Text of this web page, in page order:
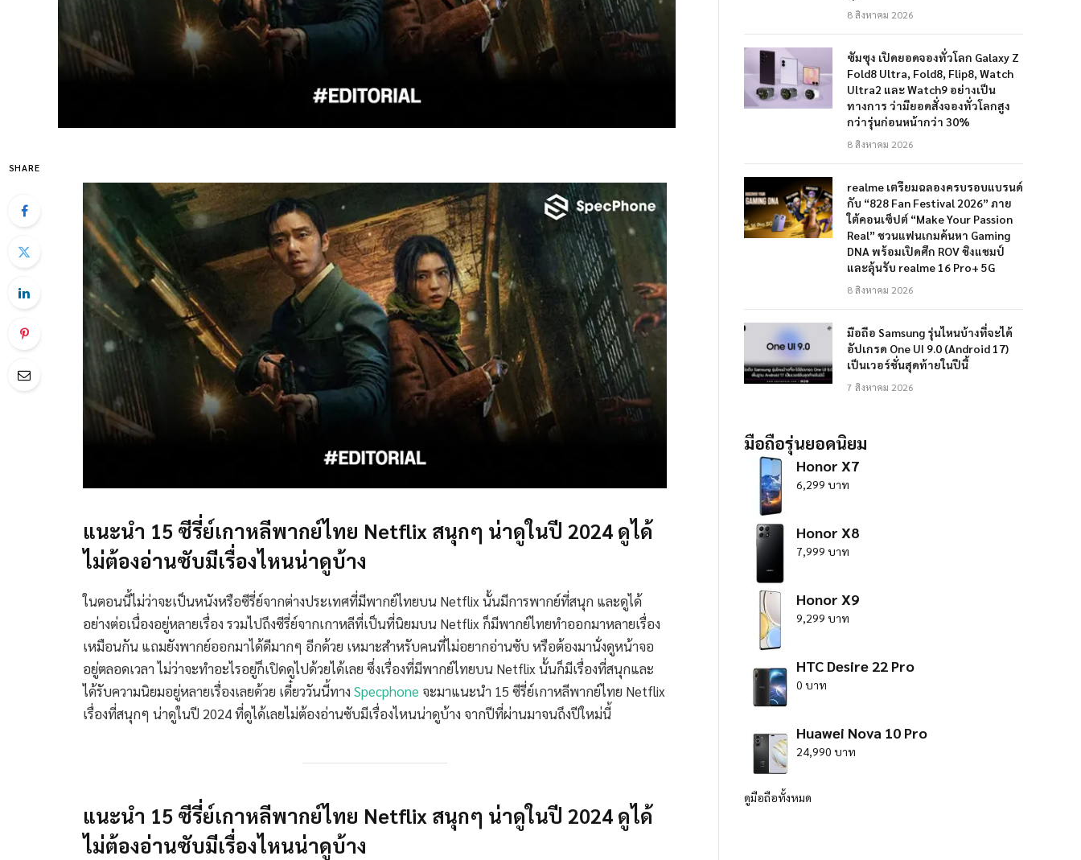
SHARE
แนะนำ 15 ซีรี่ย์เกาหลีพากย์ไทย Netflix สนุกๆ น่าดูในปี 2024 ดูได้
ไม่ต้องอ่านซับมีเรื่องไหนน่าดูบ้าง
ในตอนนี้ไม่ว่าจะเป็นหนังหรือซีรี่ย์จากต่างประเทศที่มีพากย์ไทยบน Netflix นั้นมีการพากย์ที่สนุก และดูได้
อย่างต่อเนื่องอยู่หลายเรื่อง รวมไปถึงซีรี่ย์จากเกาหลีที่เป็นที่นิยมบน Netflix ก็มีพากย์ไทยทำออกมาหลายเรื่อง
เหมือนกัน แถมยังพากย์ออกมาได้ดีมากๆ อีกด้วย เหมาะสำหรับคนที่ไม่อยากอ่านซับ หรือต้องมานั่งดูหน้าจอ
อยู่ตลอดเวลา ไม่ว่าจะทำอะไรอยู่ก็เปิดดูไปด้วยได้เลย ซึ่งเรื่องที่มีพากย์ไทยบน Netflix นั้นก็มีเรื่องที่สนุกและ
ได้รับความนิยมอยู่หลายเรื่องเลยด้วย เดี๋ยววันนี้ทาง Specphone จะมาแนะนำ 15 ซีรี่ย์เกาหลีพากย์ไทย Netflix
เรื่องที่สนุกๆ น่าดูในปี 2024 ที่ดูได้เลยไม่ต้องอ่านซับมีเรื่องไหนน่าดูบ้าง จากปีที่ผ่านมาจนถึงปีใหม่นี้
แนะนำ 15 ซีรี่ย์เกาหลีพากย์ไทย Netflix สนุกๆ น่าดูในปี 2024 ดูได้
ไม่ต้องอ่านซับมีเรื่องไหนน่าดูบ้าง
8 สิงหาคม 2026
ซัมซุง เปิดยอดจองทั่วโลก Galaxy Z
Fold8 Ultra, Fold8, Flip8, Watch
Ultra2 และ Watch9 อย่างเป็น
ทางการ ว่ามียอดสั่งจองทั่วโลกสูง
กว่ารุ่นก่อนหน้ากว่า 30%
8 สิงหาคม 2026
realme เตรียมฉลองครบรอบแบรนด์
กับ “828 Fan Festival 2026” ภาย
ใต้คอนเซ็ปต์ “Make Your Passion
Real” ชวนแฟนเกมค้นหา Gaming
DNA พร้อมเปิดศึก ROV ชิงแชมป์
และลุ้นรับ realme 16 Pro+ 5G
8 สิงหาคม 2026
มือถือ Samsung รุ่นไหนบ้างที่จะได้
อัปเกรด One UI 9.0 (Android 17)
เป็นเวอร์ชั่นสุดท้ายในปีนี้
7 สิงหาคม 2026
มือถือรุ่นยอดนิยม
Honor X7
6,299 บาท
Honor X8
7,999 บาท
Honor X9
9,299 บาท
HTC Desire 22 Pro
0 บาท
Huawei Nova 10 Pro
24,990 บาท
ดูมือถือทั้งหมด